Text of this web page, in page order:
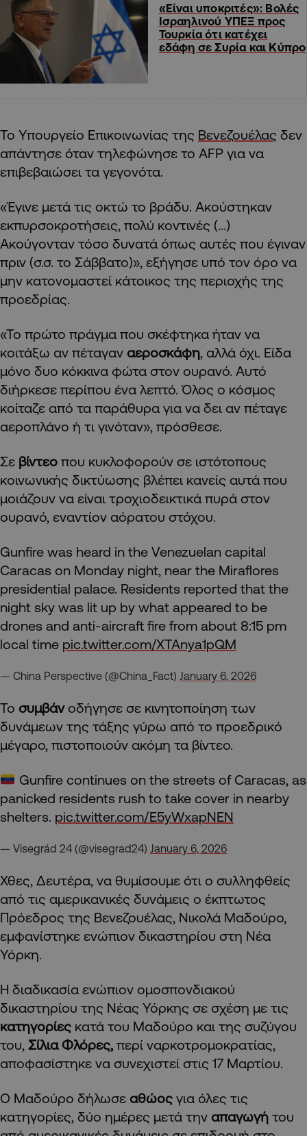
«Είναι υποκριτές»: Βολές
Ισραηλινού ΥΠΕΞ προς
Τουρκία ότι κατέχει
εδάφη σε Συρία και Κύπρο
Το Υπουργείο Επικοινωνίας της Βενεζουέλας δεν
απάντησε όταν τηλεφώνησε το AFP για να
επιβεβαιώσει τα γεγονότα.
«Έγινε μετά τις οκτώ το βράδυ. Ακούστηκαν
εκπυρσοκροτήσεις, πολύ κοντινές (…)
Ακούγονταν τόσο δυνατά όπως αυτές που έγιναν
πριν (σ.σ. το Σάββατο)», εξήγησε υπό τον όρο να
μην κατονομαστεί κάτοικος της περιοχής της
προεδρίας.
«Το πρώτο πράγμα που σκέφτηκα ήταν να
κοιτάξω αν πέταγαν αεροσκάφη, αλλά όχι. Είδα
μόνο δυο κόκκινα φώτα στον ουρανό. Αυτό
διήρκεσε περίπου ένα λεπτό. Όλος ο κόσμος
κοίταζε από τα παράθυρα για να δει αν πέταγε
αεροπλάνο ή τι γινόταν», πρόσθεσε.
Σε βίντεο που κυκλοφορούν σε ιστότοπους
κοινωνικής δικτύωσης βλέπει κανείς αυτά που
μοιάζουν να είναι τροχιοδεικτικά πυρά στον
ουρανό, εναντίον αόρατου στόχου.
Gunfire was heard in the Venezuelan capital
Caracas on Monday night, near the Miraflores
presidential palace. Residents reported that the
night sky was lit up by what appeared to be
drones and anti-aircraft fire from about 8:15 pm
local time pic.twitter.com/XTAnya1pQM
— China Perspective (@China_Fact) January 6, 2026
Το συμβάν οδήγησε σε κινητοποίηση των
δυνάμεων της τάξης γύρω από το προεδρικό
μέγαρο, πιστοποιούν ακόμη τα βίντεο.
Gunfire continues on the streets of Caracas, as
panicked residents rush to take cover in nearby
shelters. pic.twitter.com/E5yWxapNEN
— Visegrád 24 (@visegrad24) January 6, 2026
Χθες, Δευτέρα, να θυμίσουμε ότι ο συλληφθείς
από τις αμερικανικές δυνάμεις ο έκπτωτος
Πρόεδρος της Βενεζουέλας, Νικολά Μαδούρο,
εμφανίστηκε ενώπιον δικαστηρίου στη Νέα
Υόρκη.
Η διαδικασία ενώπιον ομοσπονδιακού
δικαστηρίου της Νέας Υόρκης σε σχέση με τις
κατηγορίες κατά του Μαδούρο και της συζύγου
του, Σίλια Φλόρες, περί ναρκοτρομοκρατίας,
αποφασίστηκε να συνεχιστεί στις 17 Μαρτίου.
Ο Μαδούρο δήλωσε αθώος για όλες τις
κατηγορίες, δύο ημέρες μετά την απαγωγή του